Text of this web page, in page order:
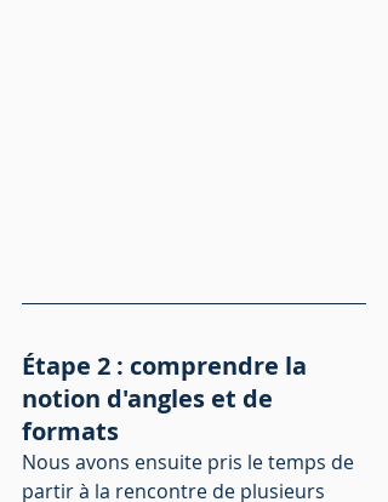
Étape 2 : comprendre la
notion d'angles et de
formats
Nous avons ensuite pris le temps de
partir à la rencontre de plusieurs